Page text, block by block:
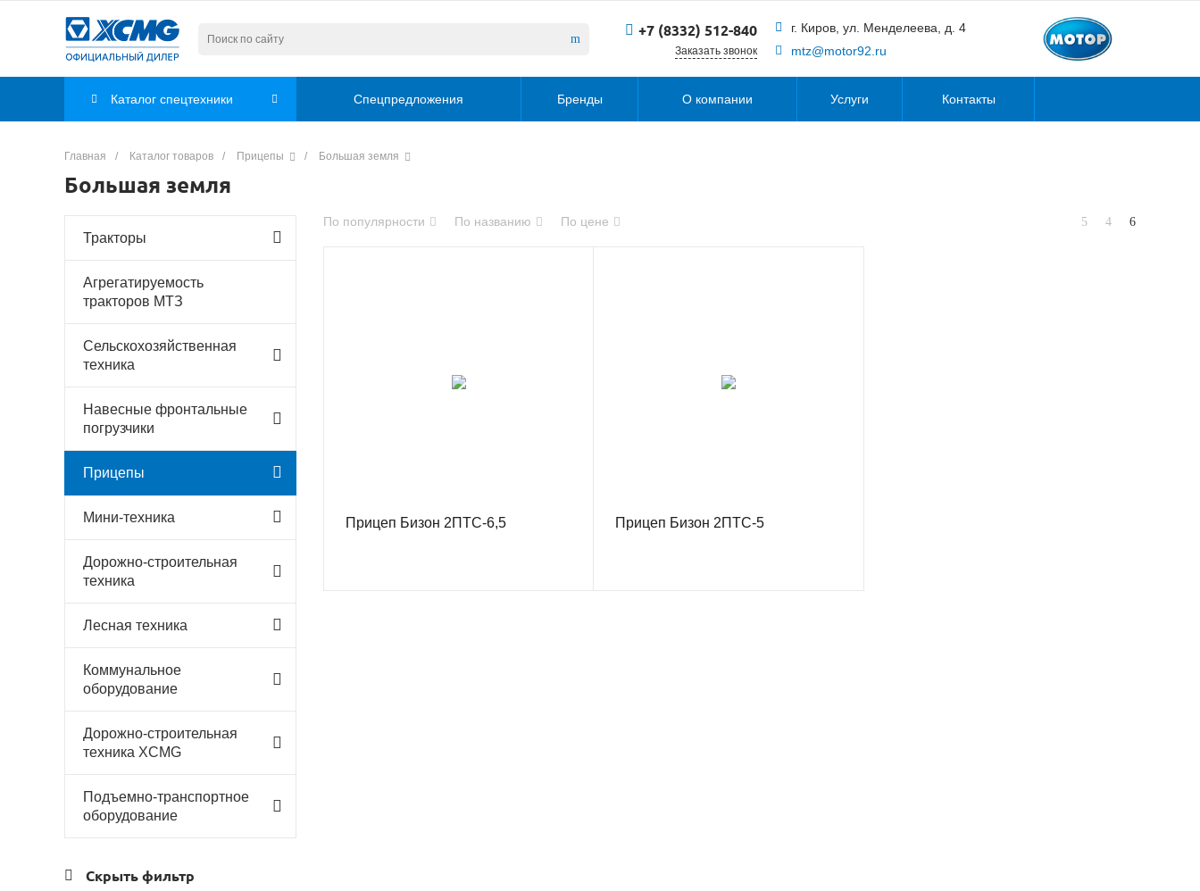
+7 (8332) 512-840
Заказать звонок
г. Киров, ул. Менделеева, д. 4
mtz@motor92.ru
Каталог спецтехники Спецпредложения Бренды О компании Услуги Контакты
Главная / Каталог товаров / Прицепы / Большая земля
Большая земля
Тракторы
Агрегатируемость
тракторов МТЗ
Сельскохозяйственная
техника
Навесные фронтальные
погрузчики
Прицепы
Мини-техника
Дорожно-строительная
техника
Лесная техника
Коммунальное
оборудование
Дорожно-строительная
техника XCMG
Подъемно-транспортное
оборудование
Скрыть фильтр
По популярности По названию По цене
Прицеп Бизон 2ПТС-6,5 Прицеп Бизон 2ПТС-5